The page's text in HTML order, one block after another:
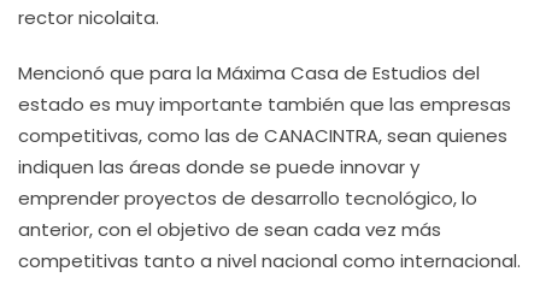
rector nicolaita.
Mencionó que para la Máxima Casa de Estudios del
estado es muy importante también que las empresas
competitivas, como las de CANACINTRA, sean quienes
indiquen las áreas donde se puede innovar y
emprender proyectos de desarrollo tecnológico, lo
anterior, con el objetivo de sean cada vez más
competitivas tanto a nivel nacional como internacional.